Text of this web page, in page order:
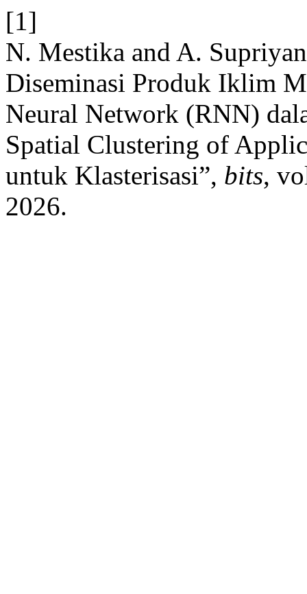
[1]
N. Mestika and A.
Diseminasi Produk Iklim
Neural Network (RNN)
Spatial Clustering of
untuk Klasterisasi”, bits,
2026.